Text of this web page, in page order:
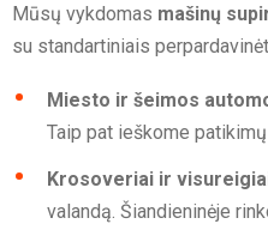
Mūsų vykdomas mašinų
su standartiniais
Miesto ir šeimos
Taip pat ieškome
Krosoveriai ir
valandą. Šiandieninėje